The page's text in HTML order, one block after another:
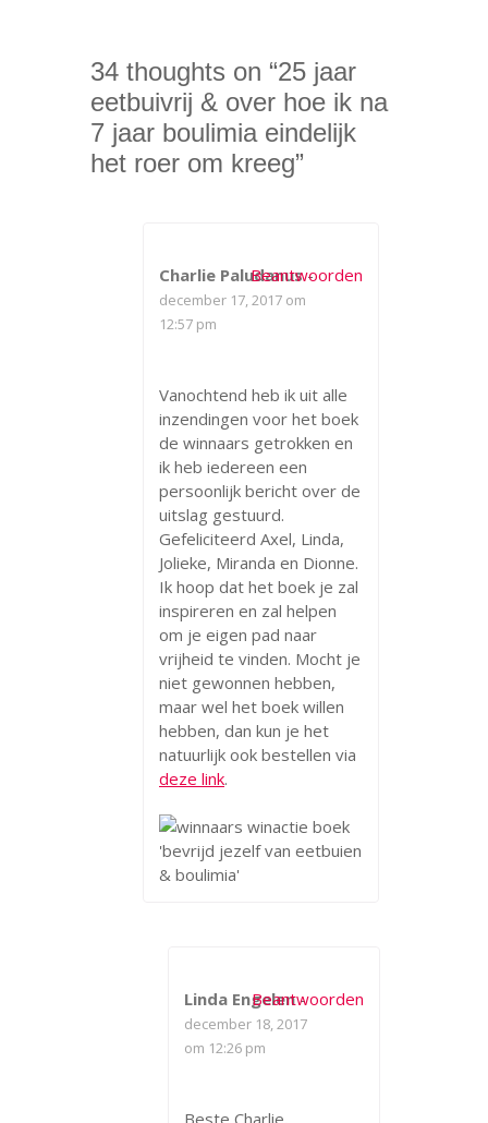
34 thoughts on “25 jaar
eetbuivrij & over hoe ik na
7 jaar boulimia eindelijk
het roer om kreeg”
Charlie Paludanus-
december 17, 2017 om
12:57 pm
Vanochtend heb ik uit alle
inzendingen voor het boek
de winnaars getrokken en
ik heb iedereen een
persoonlijk bericht over de
uitslag gestuurd.
Gefeliciteerd Axel, Linda,
Jolieke, Miranda en Dionne.
Ik hoop dat het boek je zal
inspireren en zal helpen
om je eigen pad naar
vrijheid te vinden. Mocht je
niet gewonnen hebben,
maar wel het boek willen
hebben, dan kun je het
natuurlijk ook bestellen via
deze link.
Beantwoorden
Linda Engelen-
december 18, 2017
om 12:26 pm
Beste Charlie,
Beantwoorden